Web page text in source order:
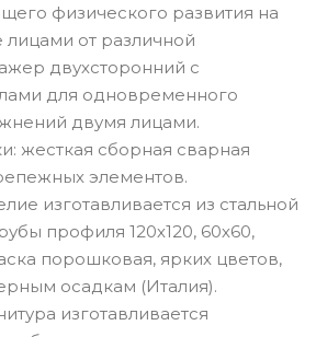
физического развития на
лицами от различной
двухсторонний с
для одновременного
двумя лицами.
жесткая сборная сварная
элементов.
изготавливается из стальной
профиля 120х120, 60х60,
порошковая, ярких цветов,
осадкам (Италия).
изготавливается